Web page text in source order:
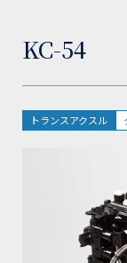
見つけてみよう
製品カタログ
トップメッセー
経営理念
お問い合わせ
お問い合わせ
マリンギヤ・電
お問い合わせ
JA
KC-54
トランスアクスル